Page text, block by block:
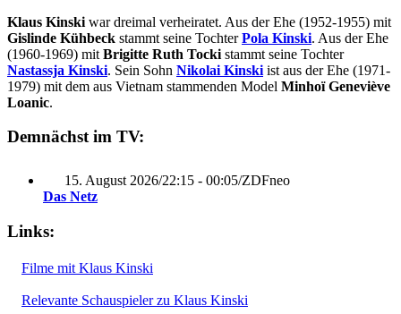
Klaus Kinski war dreimal verheiratet. Aus der Ehe (1952-1955) mit
Gislinde Kühbeck stammt seine TochterPola Kinski. Aus der Ehe
(1960-1969) mit Brigitte Ruth Tocki stammt seine Tochter
Nastassja Kinski. Sein Sohn Nikolai Kinski ist aus der Ehe (1971-
1979) mit dem aus Vietnam stammenden Model Minhoï Geneviève
Loanic.
Demnächst im TV:
15. August 2026/22:15 - 00:05/ZDFneo
Das Netz
Links:
Filme mit Klaus Kinski
Relevante Schauspieler zu Klaus Kinski